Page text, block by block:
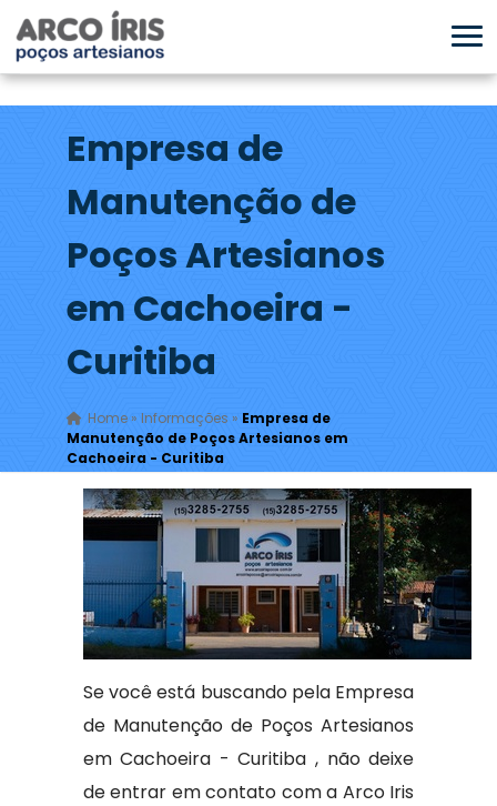
Empresa de
Manutenção de
Poços Artesianos
em Cachoeira -
Curitiba
Home» Informações » Empresa de
Manutenção de Poços Artesianos em
Cachoeira - Curitiba
Se você está buscando pela Empresa
de Manutenção de Poços Artesianos
em Cachoeira - Curitiba , não deixe
de entrar em contato com a Arco Iris